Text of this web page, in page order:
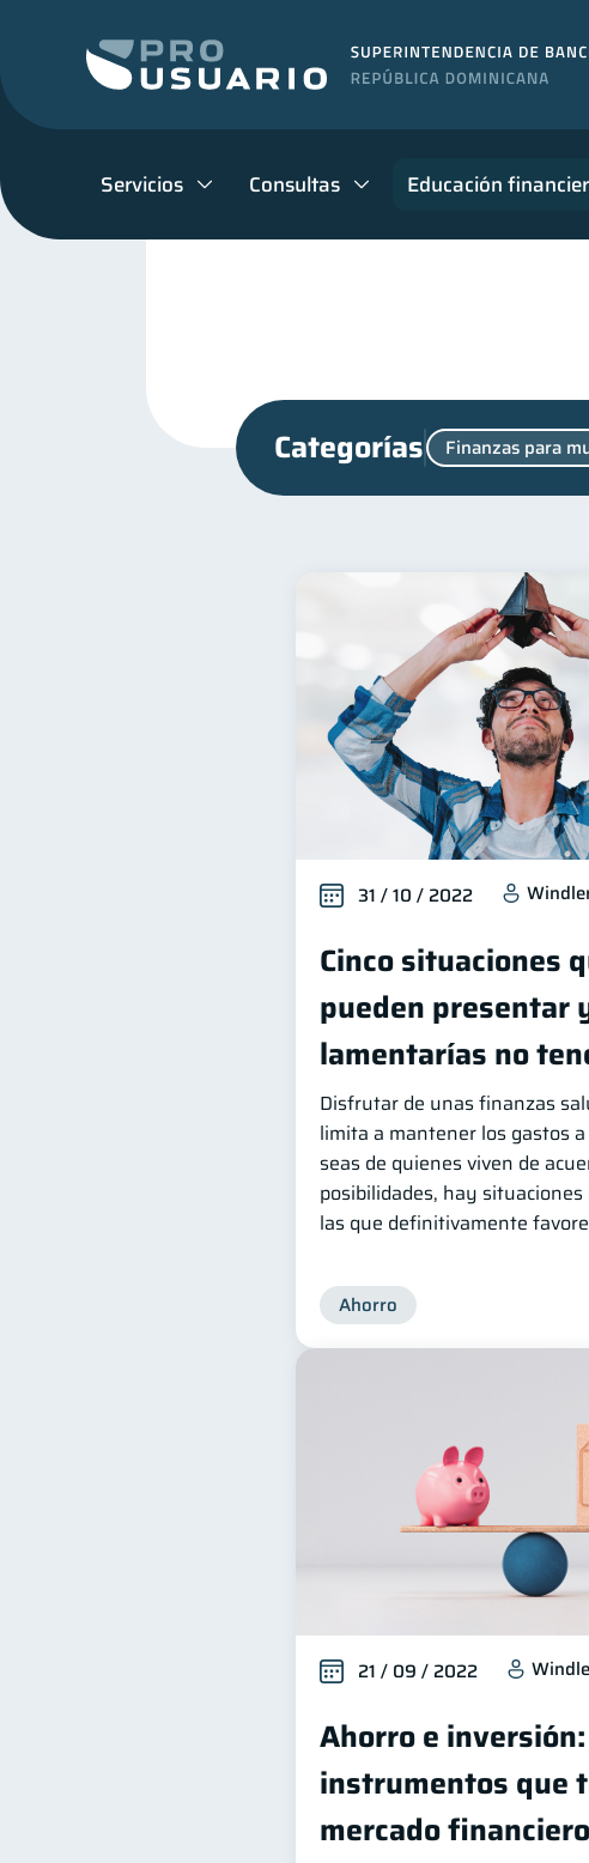
Servicios Consultas Educación
Categorías Finanzas para
Organización Financiera 10
Historial crediticio 6
Superintendencia de Bancos 4
Finanzas Personales 1
inversiones 1 ahorro 1
31 / 10 / 2022
Cinco situaciones
pueden presentar
lamentarías no
Disfrutar de unas finanzas
limita a mantener los gastos
seas de quienes viven de
posibilidades, hay
las que definitivamente
Ahorro
21 / 09 / 2022
Ahorro e
instrumentos que
mercado financiero